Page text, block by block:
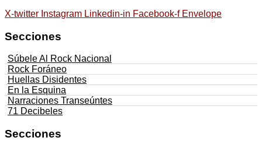
X-twitter Instagram Linkedin-in Facebook-f Envelope
Secciones
Súbele Al Rock Nacional
Rock Foráneo
Huellas Disidentes
En la Esquina
Narraciones Transeúntes
71 Decibeles
Secciones